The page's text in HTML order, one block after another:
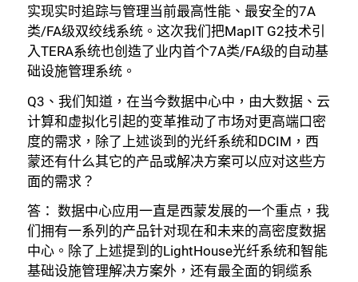
实现实时追踪与管理当前最高性能、最安全的7A
类/FA级双绞线系统。这次我们把MapIT G2技术引
入TERA系统也创造了业内首个7A类/FA级的自动基
础设施管理系统。
Q3、我们知道，在当今数据中心中，由大数据、云
计算和虚拟化引起的变革推动了市场对更高端口密
度的需求，除了上述谈到的光纤系统和DCIM，西
蒙还有什么其它的产品或解决方案可以应对这些方
面的需求？
答： 数据中心应用一直是西蒙发展的一个重点，我
们拥有一系列的产品针对现在和未来的高密度数据
中心。除了上述提到的LightHouse光纤系统和智能
基础设施管理解决方案外，还有最全面的铜缆系